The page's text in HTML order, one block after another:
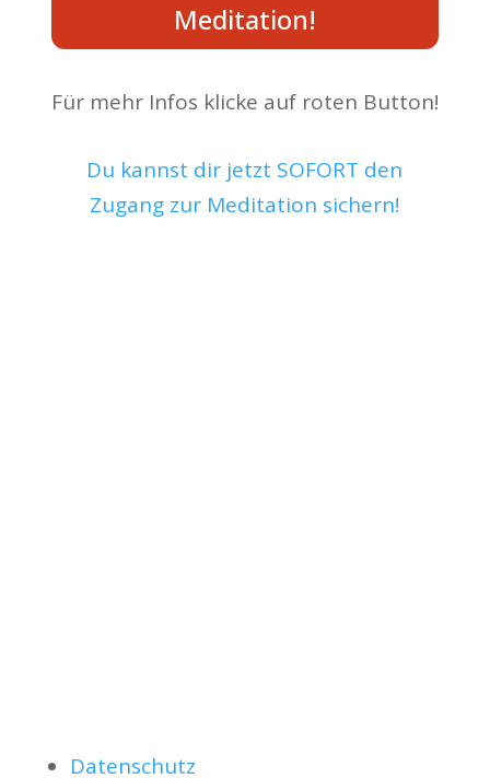
Meditation!
Für mehr Infos klicke auf roten Button!
Du kannst dir jetzt SOFORT den
Zugang zur Meditation sichern!
Datenschutz